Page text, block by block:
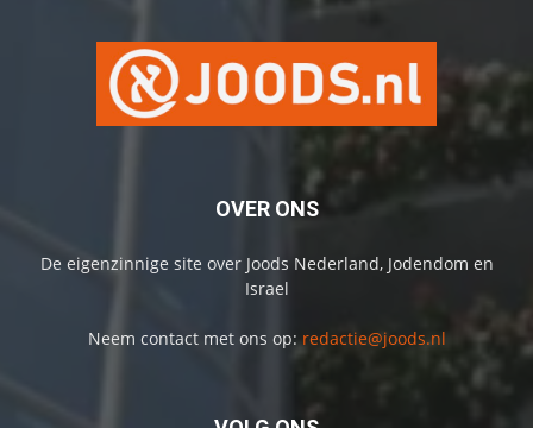
OVER ONS
De eigenzinnige site over Joods Nederland, Jodendom en
Israel
Neem contact met ons op: redactie@joods.nl